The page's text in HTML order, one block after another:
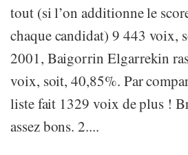
tout (si l’on additionne le
chaque candidat) 9 443 voix,
2001, Baigorrin Elgarrekin
voix, soit, 40,85%. Par
liste fait 1329 voix de plus !
assez bons. 2....